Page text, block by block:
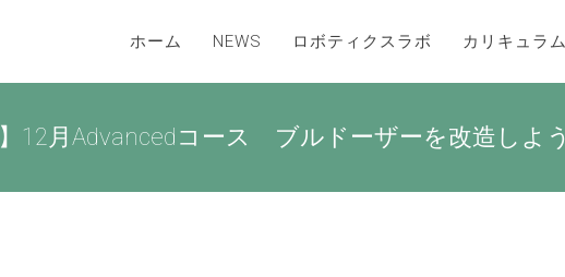
ホーム NEWS ロボティクスラボ カリキュラム
12月Advancedコース ブルドーザーを改造しよう